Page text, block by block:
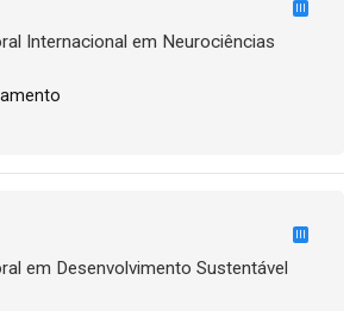
III
Internacional em Neurociências
III
em Desenvolvimento Sustentável